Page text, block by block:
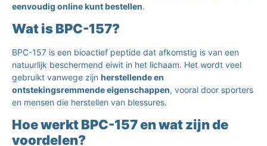
eenvoudig online kunt bestellen.
Wat is BPC-157?
BPC-157 is een bioactief peptide dat afkomstig is van een
natuurlijk beschermend eiwit in het lichaam. Het wordt veel
gebruikt vanwege zijn herstellende en
ontstekingsremmende eigenschappen, vooral door sporters
en mensen die herstellen van blessures.
Hoe werkt BPC-157 en wat zijn de
voordelen?